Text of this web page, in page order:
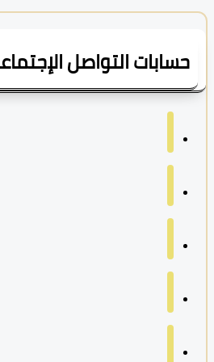
التواصل الإجتماعي